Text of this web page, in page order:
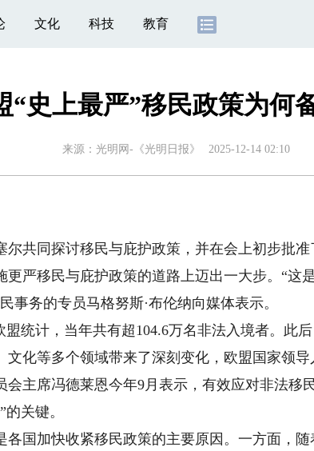
文化 科技 教育
“史上最严”移民政策为何
来源： 光明网-《光明日报》 2025-12-14 02:10
共同探讨移民与庇护政策，并在会上初步批准
严移民与庇护政策的道路上迈出一大步。“这
事务的专员马格努斯·布伦纳向媒体表示。
统计，当年共有超104.6万名非法入境者。此
化等多个领域带来了深刻变化，欧盟国家领导
主席冯德莱恩今年9月表示，有效应对非法移
关键。
国加快收紧移民政策的主要原因。一方面，随